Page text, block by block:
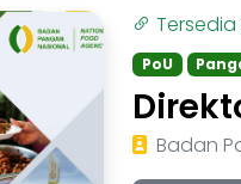
Tersedia
PoU
Badan